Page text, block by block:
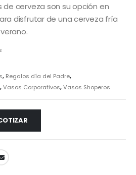
cerveza son su opción en
disfrutar de una cerveza fría
, Regalos día del Padre,
,Vasos Corporativos,Vasos Shoperos